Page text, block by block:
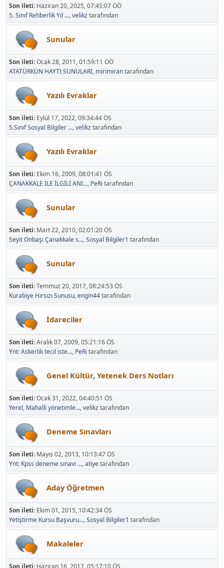
Son ileti: Haziran 20, 2025, 07:45:07 ÖÖ
5. Sınıf Rehberlik Yıl ...,velikztarafından
Sunular
Son ileti:Ocak 28, 2011, 01:59:11 ÖÖ
ATATÜRKÜN HAYTI SUNULARI, mirimirantarafından
Yazılı Evraklar
Son ileti: Eylül 17, 2022, 09:34:44 ÖS
5.Sınıf Sosyal Bilgiler ...,velikztarafından
Yazılı Evraklar
Son ileti: Ekim 16, 2009, 08:01:41 ÖS
ÇANAKKALE İLE İLGİLİ ANI..., PeRi tarafından
Sunular
Son ileti: Mart 22, 2010, 02:01:20 ÖS
Seyit Onbaşı Çanakkale s...,Sosyal Bilgiler1 tarafından
Sunular
Son ileti:Temmuz 20, 2017, 08:24:53 ÖS
Kurabiye Hırsızı Sunusu,engin44tarafından
İdareciler
Son ileti:Aralık 07, 2009, 05:21:16 ÖS
Ynt: Askerlik tecil iste..., PeRi tarafından
Genel Kültür, Yetenek Ders Notları
Son ileti:Ocak 31, 2022, 04:40:51 ÖS
Yerel, Mahalli yönetimle...,velikztarafından
Deneme Sınavları
Son ileti: Mayıs 02, 2013, 10:13:47 ÖS
Ynt: Kpss deneme sınavı ...,atiyetarafından
Aday Öğretmen
Son ileti: Ekim 01, 2015, 10:42:34 ÖS
Yetiştirme Kursu Başvuru...,Sosyal Bilgiler1 tarafından
Makaleler
Son ileti: Haziran 16, 2017, 05:17:10 ÖS